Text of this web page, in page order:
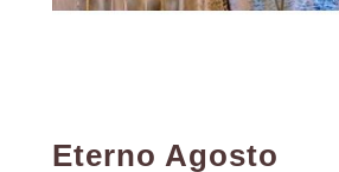
Eterno Agosto